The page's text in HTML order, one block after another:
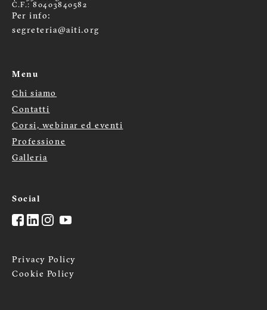
C.F.: 80403840582
Per info:
segreteria@aiti.org
Menu
Menù
footer
Chi siamo
Contatti
Corsi, webinar ed eventi
Professione
Galleria
Social
Privacy Policy
Cookie Policy